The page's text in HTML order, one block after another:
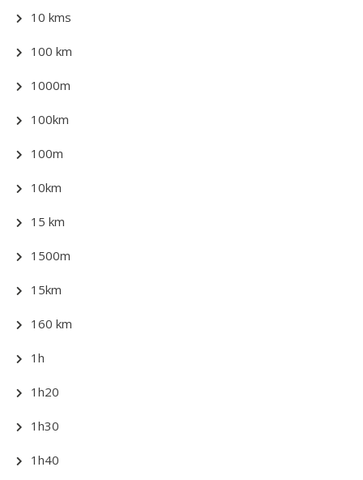
10 kms
100 km
1000m
100km
100m
10km
15 km
1500m
15km
160 km
1h
1h20
1h30
1h40